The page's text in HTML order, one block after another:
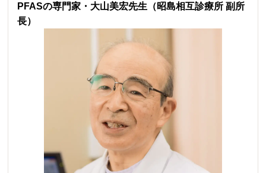
PFASの専門家・大山美宏先生（昭島相互診療所 副所
長）